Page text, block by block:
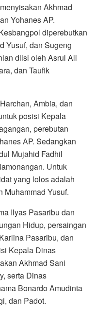
Akhmad
Yohanes AP.
diperebutkan
Yusuf, dan Sugeng
diisi oleh Asrul Ali
dan Taufik
Ambia, dan
posisi Kepala
perebutan
AP. Sedangkan
Mujahid Fadhil
Untuk
yang lolos adalah
Muhammad Yusuf.
Ilyas Pasaribu dan
Hidup, persaingan
Pasaribu, dan
Kepala Dinas
Akhmad Sani
serta Dinas
Bonardo Amudinta
dan Padot.